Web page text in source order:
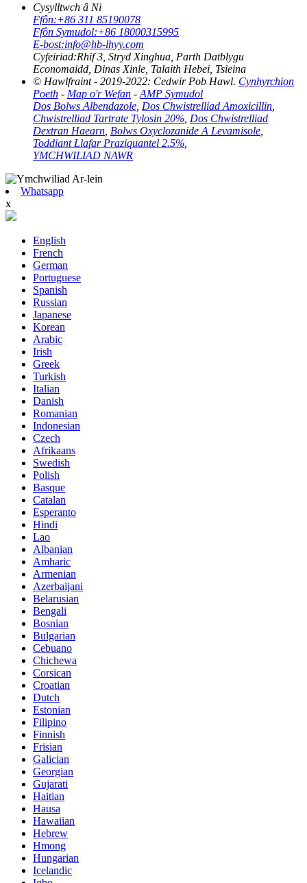
Cysylltwch â Ni
Ffôn:+86 311 85190078
Ffôn Symudol:+86 18000315995
E-bost:info@hb-lhyy.com
Cyfeiriad:Rhif 3, Stryd Xinghua, Parth Datblygu
Economaidd, Dinas Xinle, Talaith Hebei, Tsieina
© Hawlfraint - 2019-2022: Cedwir Pob Hawl. Cynhyrchion
Poeth - Map o'r Wefan - AMP Symudol
Dos Bolws Albendazole Dos Chwistrelliad Amoxicillin
Chwistrelliad Tartrate Tylosin 20% Dos Chwistrelliad
Dextran Haearn Bolws Oxyclozanide A Levamisole
Toddiant Llafar Praziquantel 2.5%
YMCHWILIAD NAWR
Whatsapp
x
English
French
German
Portuguese
Spanish
Russian
Japanese
Korean
Arabic
Irish
Greek
Turkish
Italian
Danish
Romanian
Indonesian
Czech
Afrikaans
Swedish
Polish
Basque
Catalan
Esperanto
Hindi
Lao
Albanian
Amharic
Armenian
Azerbaijani
Belarusian
Bengali
Bosnian
Bulgarian
Cebuano
Chichewa
Corsican
Croatian
Dutch
Estonian
Filipino
Finnish
Frisian
Galician
Georgian
Gujarati
Haitian
Hausa
Hawaiian
Hebrew
Hmong
Hungarian
Icelandic